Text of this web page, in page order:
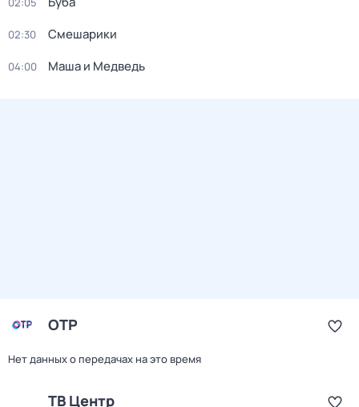
02:30 Смешарики
04:00 Маша и Медведь
ОТР
Нет данных о передачах на это время
ТВ Центр